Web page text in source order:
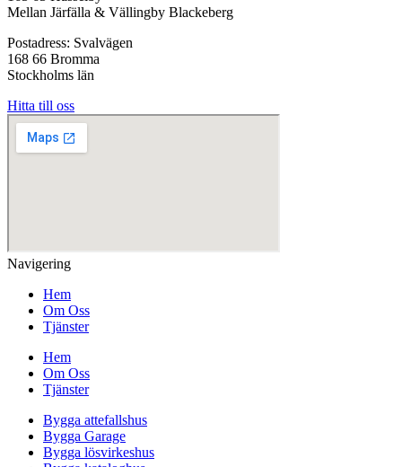
Mellan Järfälla & Vällingby Blackeberg
Postadress: Svalvägen
168 66 Bromma
Stockholms län
Hitta till oss
Navigering
Hem
Om Oss
Tjänster
Hem
Om Oss
Tjänster
Bygga attefallshus
Bygga Garage
Bygga lösvirkeshus